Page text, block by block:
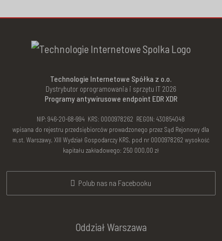
Technologie Internetowe Spółka z o.o.
Dystrybutor oprogramowania i sprzętu IT 2026
Programy antywirusowe endpoint EDR XDR
NIP: 946-20-68-994 KRS: 0000978262 REGON: 430854048
wpisana do rejestru przedsiębiorców prowadzonego przez Sąd Rejonowy dla
m.st. Warszawy, XIII Wydział Gospodarczy KRS, pod nr 0000978262 wysokość
kapitału zakładowego: 250 000,00 zł
Polub nas na Facebooku
Oddział Warszawa